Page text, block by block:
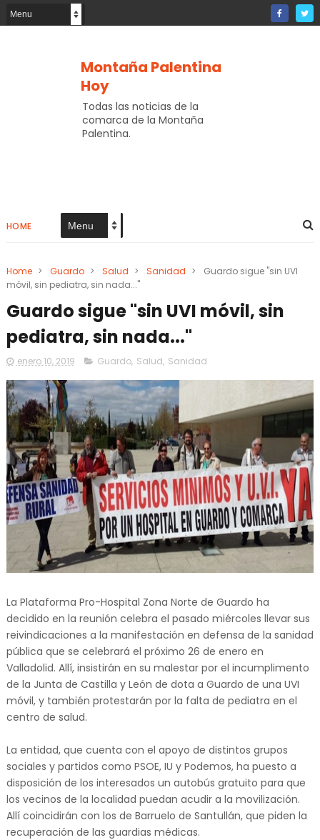
Montaña Palentina
Hoy
Todas las noticias de la
comarca de la Montaña
Palentina.
HOME
Home > Guardo > Salud > Sanidad >
Guardo sigue "sin UVI
móvil, sin pediatra, sin nada..."
Guardo sigue "sin UVI móvil, sin
pediatra, sin nada..."
enero 10, 2019 Guardo, Salud, Sanidad
La Plataforma Pro-Hospital Zona Norte de Guardo ha
decidido en la reunión celebra el pasado miércoles llevar sus
reivindicaciones a la manifestación en defensa de la sanidad
pública que se celebrará el próximo 26 de enero en
Valladolid. Allí, insistirán en su malestar por el incumplimento
de la Junta de Castilla y León de dota a Guardo de una UVI
móvil, y también protestarán por la falta de pediatra en el
centro de salud.
La entidad, que cuenta con el apoyo de distintos grupos
sociales y partidos como PSOE, IU y Podemos, ha puesto a
disposición de los interesados un autobús gratuito para que
los vecinos de la localidad puedan acudir a la movilización.
Allí coincidirán con los de Barruelo de Santullán, que piden la
recuperación de las guardias médicas.